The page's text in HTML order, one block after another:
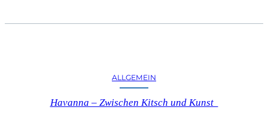
ALLGEMEIN
Havanna – Zwischen Kitsch und Kunst